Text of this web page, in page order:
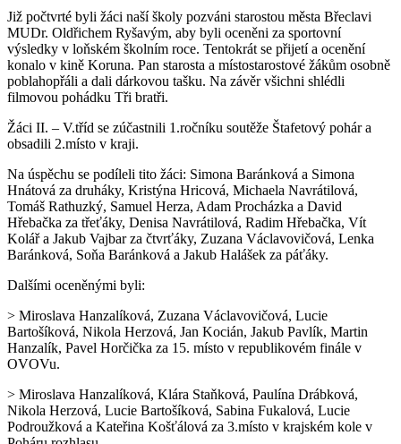
Již počtvrté byli žáci naší školy pozváni starostou města Břeclavi
MUDr. Oldřichem Ryšavým, aby byli oceněni za sportovní
výsledky v loňském školním roce. Tentokrát se přijetí a ocenění
konalo v kině Koruna. Pan starosta a místostarostové žákům osobně
poblahopřáli a dali dárkovou tašku. Na závěr všichni shlédli
filmovou pohádku Tři bratři.
Žáci II. – V.tříd se zúčastnili 1.ročníku soutěže Štafetový pohár a
obsadili 2.místo v kraji.
Na úspěchu se podíleli tito žáci: Simona Baránková a Simona
Hnátová za druháky, Kristýna Hricová, Michaela Navrátilová,
Tomáš Rathuzký, Samuel Herza, Adam Procházka a David
Hřebačka za třeťáky, Denisa Navrátilová, Radim Hřebačka, Vít
Kolář a Jakub Vajbar za čtvrťáky, Zuzana Václavovičová, Lenka
Baránková, Soňa Baránková a Jakub Halášek za páťáky.
Dalšími oceněnými byli:
> Miroslava Hanzalíková, Zuzana Václavovičová, Lucie
Bartošíková, Nikola Herzová, Jan Kocián, Jakub Pavlík, Martin
Hanzalík, Pavel Horčička za 15. místo v republikovém finále v
OVOVu.
> Miroslava Hanzalíková, Klára Staňková, Paulína Drábková,
Nikola Herzová, Lucie Bartošíková, Sabina Fukalová, Lucie
Podroužková a Kateřina Košťálová za 3.místo v krajském kole v